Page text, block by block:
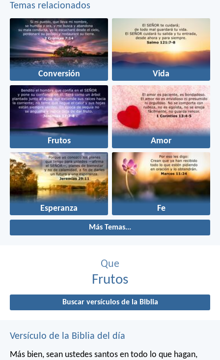
Temas relacionados
Conversión Vida
Frutos Amor
Esperanza Fe
Más Temas...
Que
Frutos
Buscar versículos de la Biblia
Versículo de la Biblia del día
Más bien, sean ustedes santos en todo lo que hagan,